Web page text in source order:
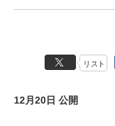
リスト
12月20日 公開